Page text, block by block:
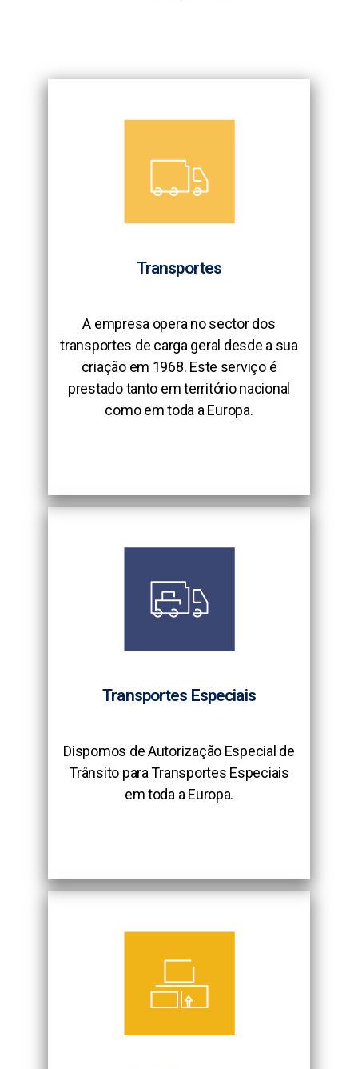
Transportes
A empresa opera no sector dos
transportes de carga geral desde a sua
criação em 1968. Este serviço é
prestado tanto em território nacional
como em toda a Europa.
Transportes Especiais
Dispomos de Autorização Especial de
Trânsito para Transportes Especiais
em toda a Europa.